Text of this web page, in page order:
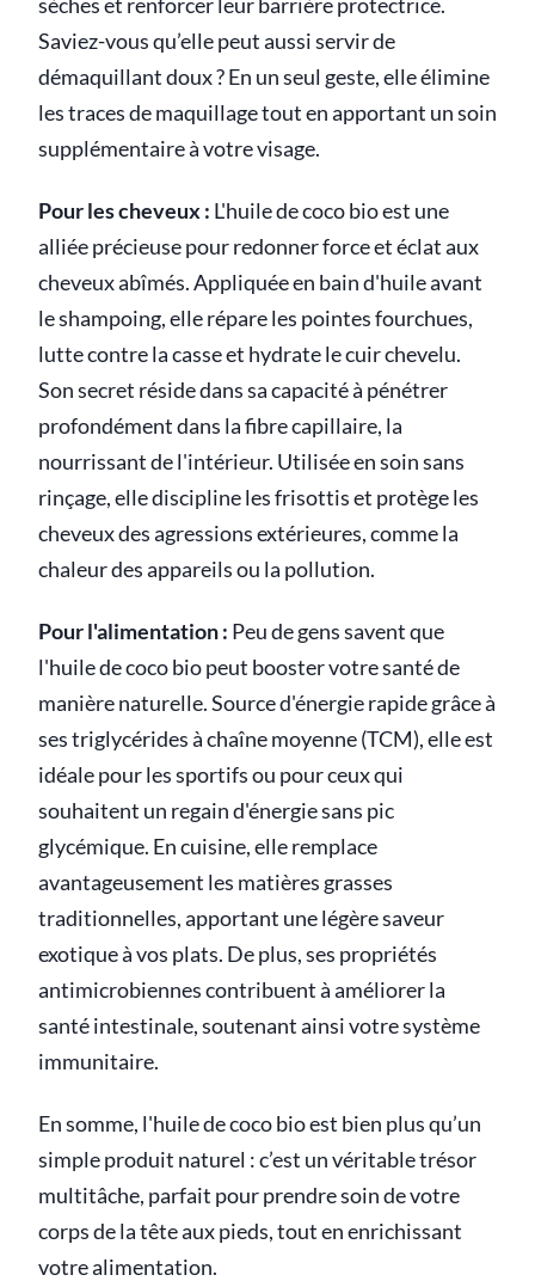
Saviez-vous qu’elle peut aussi servir de
démaquillant doux ? En un seul geste, elle élimine
les traces de maquillage tout en apportant un soin
supplémentaire à votre visage.
Pour les cheveux : L'huile de coco bio est une
alliée précieuse pour redonner force et éclat aux
cheveux abîmés. Appliquée en bain d'huile avant
le shampoing, elle répare les pointes fourchues,
lutte contre la casse et hydrate le cuir chevelu.
Son secret réside dans sa capacité à pénétrer
profondément dans la fibre capillaire, la
nourrissant de l'intérieur. Utilisée en soin sans
rinçage, elle discipline les frisottis et protège les
cheveux des agressions extérieures, comme la
chaleur des appareils ou la pollution.
Pour l'alimentation : Peu de gens savent que
l'huile de coco bio peut booster votre santé de
manière naturelle. Source d'énergie rapide grâce à
ses triglycérides à chaîne moyenne (TCM), elle est
idéale pour les sportifs ou pour ceux qui
souhaitent un regain d'énergie sans pic
glycémique. En cuisine, elle remplace
avantageusement les matières grasses
traditionnelles, apportant une légère saveur
exotique à vos plats. De plus, ses propriétés
antimicrobiennes contribuent à améliorer la
santé intestinale, soutenant ainsi votre système
immunitaire.
En somme, l'huile de coco bio est bien plus qu’un
simple produit naturel : c’est un véritable trésor
multitâche, parfait pour prendre soin de votre
corps de la tête aux pieds, tout en enrichissant
votre alimentation.